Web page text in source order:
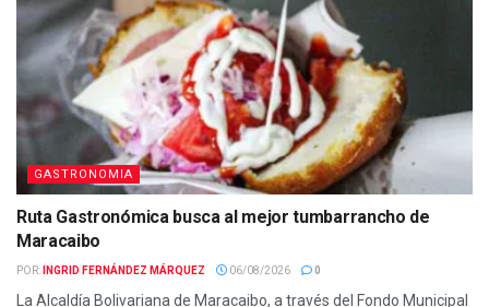
GASTRONOMIA
Ruta Gastronómica busca al mejor tumbarrancho de
Maracaibo
POR: INGRID FERNÁNDEZ MÁRQUEZ 06/08/2026 0
La Alcaldía Bolivariana de Maracaibo, a través del Fondo Municipal